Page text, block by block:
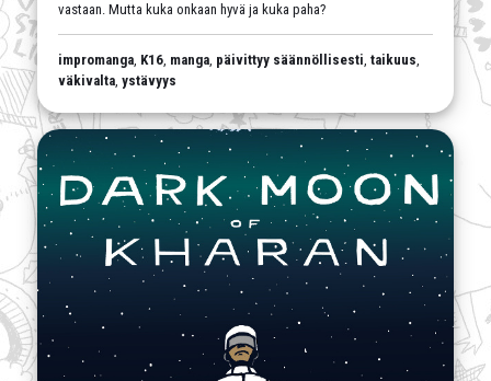
vastaan. Mutta kuka onkaan hyvä ja kuka paha?
impromanga, K16, manga, päivittyy säännöllisesti,taikuus,
väkivalta,ystävyys